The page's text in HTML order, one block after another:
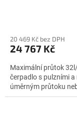
20 469 Kč bez DPH
24 767 Kč
Maximální průtok
čerpadlo s pulzními
úměrným průtoku